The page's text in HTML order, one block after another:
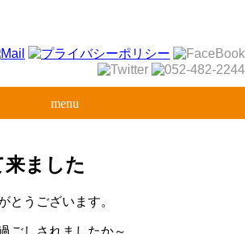
menu
ました
とうございます。
ごしされましたか～